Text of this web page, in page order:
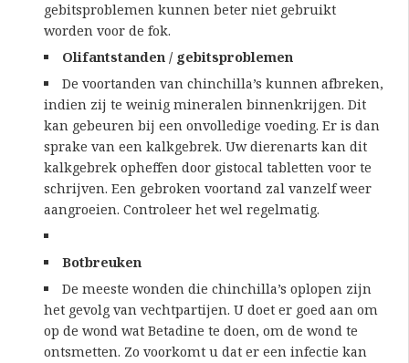
gebitsproblemen kunnen beter niet gebruikt
worden voor de fok.
Olifantstanden / gebitsproblemen
De voortanden van chinchilla’s kunnen afbreken,
indien zij te weinig mineralen binnenkrijgen. Dit
kan gebeuren bij een onvolledige voeding. Er is dan
sprake van een kalkgebrek. Uw dierenarts kan dit
kalkgebrek opheffen door gistocal tabletten voor te
schrijven. Een gebroken voortand zal vanzelf weer
aangroeien. Controleer het wel regelmatig.
Botbreuken
De meeste wonden die chinchilla’s oplopen zijn
het gevolg van vechtpartijen. U doet er goed aan om
op de wond wat Betadine te doen, om de wond te
ontsmetten. Zo voorkomt u dat er een infectie kan